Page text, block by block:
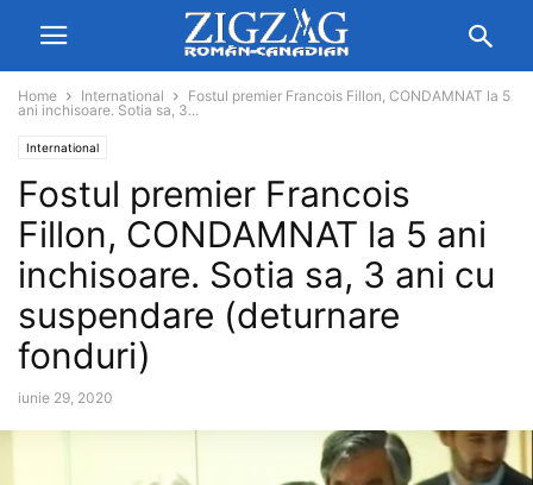
Home International
Fostul premier Francois Fillon, CONDAMNAT la 5
ani inchisoare. Sotia sa, 3...
International
Fostul premier Francois
Fillon, CONDAMNAT la 5 ani
inchisoare. Sotia sa, 3 ani cu
suspendare (deturnare
fonduri)
iunie 29, 2020